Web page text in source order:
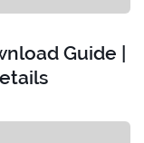
Guide |